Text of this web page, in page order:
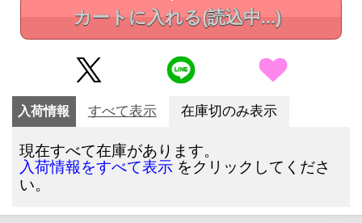
カートに入れる(読込中...)
入荷情報 すべて表示 在庫切のみ表示
現在すべて在庫があります。
入荷情報をすべて表示 をクリックしてくださ
い。